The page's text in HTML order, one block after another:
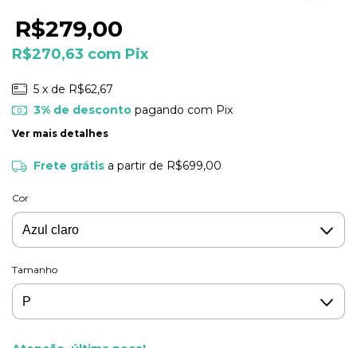
R$279,00
R$270,63 com Pix
5 x de R$62,67
3% de descontopagando com Pix
Ver mais detalhes
Frete grátis a partir de R$699,00
Cor
Tamanho